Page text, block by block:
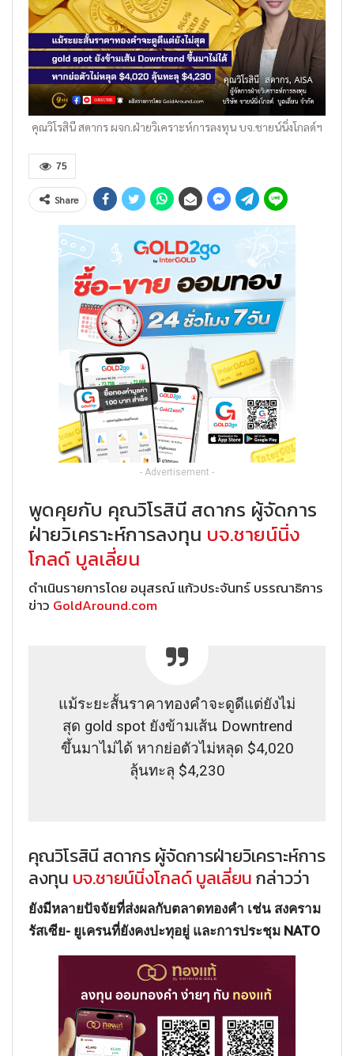
คุณวิโรสินี สดากร ผจก.ฝ่ายวิเคราะห์การลงทุน บจ.ชายน์นิ่งโกลด์ฯ
75
Share
- Advertisement -
พูดคุยกับ คุณวิโรสินี สดากร ผู้จัดการ
ฝ่ายวิเคราะห์การลงทุน บจ.ชายน์นิ่ง
โกลด์ บูลเลี่ยน
ดำเนินรายการโดย อนุสรณ์ แก้วประจันทร์ บรรณาธิการ
ข่าว GoldAround.com
แม้ระยะสั้นราคาทองคำจะดูดีแต่ยังไม่
สุด gold spot ยังข้ามเส้น Downtrend
ขึ้นมาไม่ได้ หากย่อตัวไม่หลุด $4,020
ลุ้นทะลุ $4,230
คุณวิโรสินี สดากร ผู้จัดการฝ่ายวิเคราะห์การ
ลงทุน บจ.ชายน์นิ่งโกลด์ บูลเลี่ยนกล่าวว่า
ยังมีหลายปัจจัยที่ส่งผลกับตลาดทองคำ เช่น สงคราม
รัสเซีย- ยูเครนที่ยังคงปะทุอยู่ และการประชุม NATO